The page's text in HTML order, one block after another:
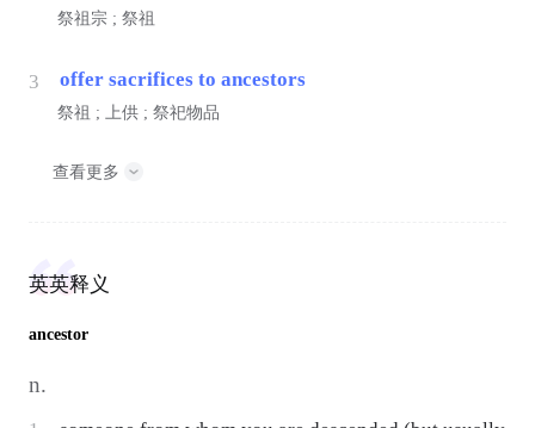
祭祖宗 ; 祭祖
3 offer sacrifices to ancestors
祭祖 ; 上供 ; 祭祀物品
查看更多
英英释义
ancestor
n.